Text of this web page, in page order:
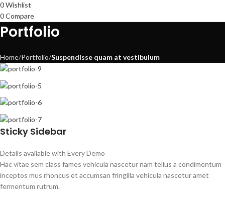
0Wishlist
0Compare
Portfolio
Home Portfolio Suspendisse quam at vestibulum
Sticky Sidebar
Details available with Every Demo
Hac vitae sem class fames vehicula nascetur nam tellus a condimentum
inceptos mus rhoncus et accumsan fringilla vehicula nascetur amet
fermentum rutrum.